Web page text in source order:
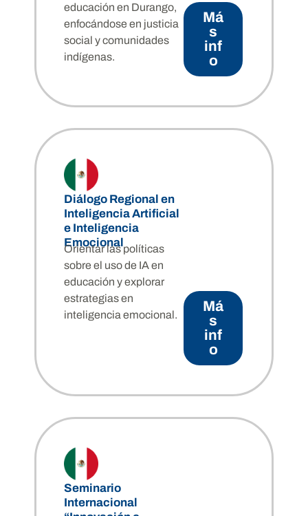
educación en Durango,
enfocándose en justicia
social y comunidades
indígenas.
Má
s
inf
o
Diálogo Regional en
Inteligencia Artificial
e Inteligencia
Emocional
Orientar las políticas
sobre el uso de IA en
educación y explorar
estrategias en
inteligencia emocional.
Má
s
inf
o
Seminario
Internacional